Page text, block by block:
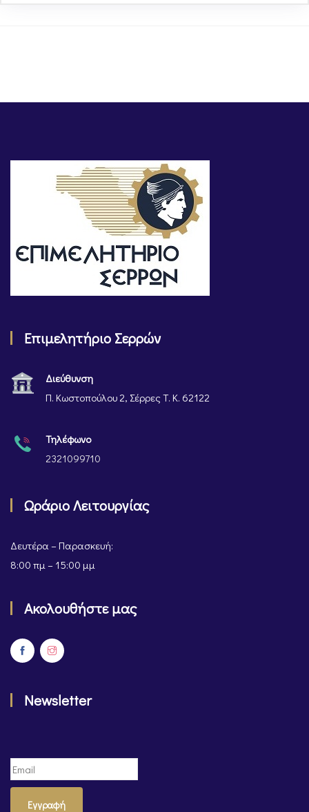
Επιμελητήριο Σερρών
Διεύθυνση
Π. Κωστοπούλου 2, Σέρρες Τ. Κ. 62122
Τηλέφωνο
2321099710
Ωράριο Λειτουργίας
Δευτέρα – Παρασκευή:
8:00 πμ – 15:00 μμ
Ακολουθήστε μας
Newsletter
Εγγραφή